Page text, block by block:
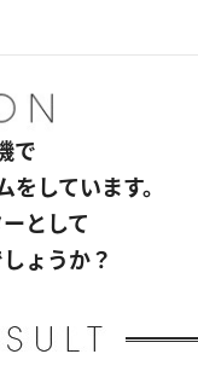
で
しています。
として
ょうか？